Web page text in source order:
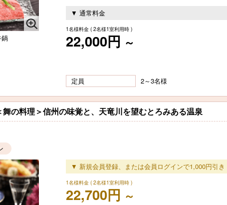
▼ 通常料金
1名様料金 ( 2名様1室利用時 )
22,000円 ～
定員
2～3名様
舞の料理＞信州の味覚と、天竜川を望むとろみある温泉
▼ 新規会員登録、または会員ログインで1,000円引き
1名様料金 ( 2名様1室利用時 )
22,700円 ～